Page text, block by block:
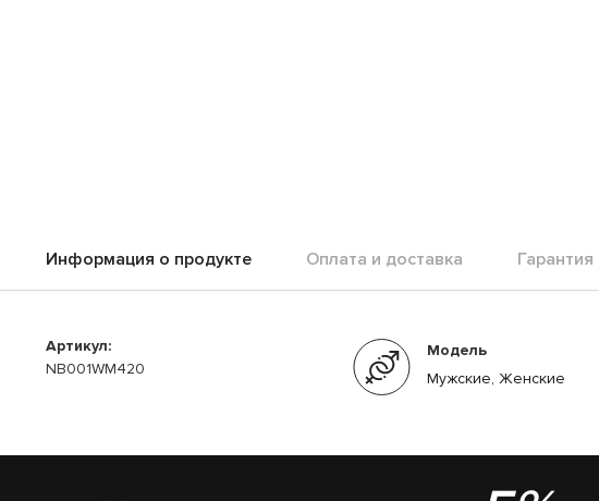
Информация о продукте Оплата и доставка
Артикул:
NB001WM420
Модель
Мужские, Женские